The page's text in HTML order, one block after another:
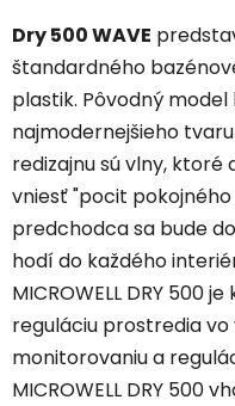
Dry 500 WAVE
štandardného
plastik. Pôvodný
najmodernejšieho
redizajnu sú vlny, ktoré
vniesť "pocit
predchodca sa bude
hodí do každého
MICROWELL DRY 500
reguláciu prostredia
monitorovaniu a
MICROWELL DRY 500